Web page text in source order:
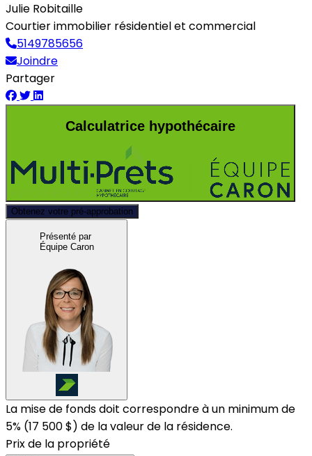
Julie Robitaille
Courtier immobilier résidentiel et commercial
5149785656
Joindre
Partager
Calculatrice hypothécaire
Obtenez votre pré-approbation
Présenté par
Équipe Caron
La mise de fonds doit correspondre à un minimum de
5% (17 500 $) de la valeur de la résidence.
Prix de la propriété